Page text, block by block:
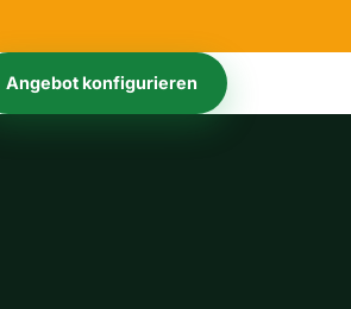
Angebot konfigurieren